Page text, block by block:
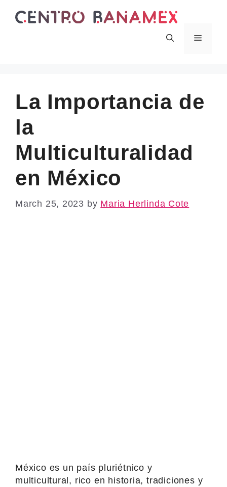
Menu
La Importancia de
la
Multiculturalidad
en México
March 25, 2023 by Maria Herlinda Cote
México es un país pluriétnico y
multicultural, rico en historia, tradiciones y